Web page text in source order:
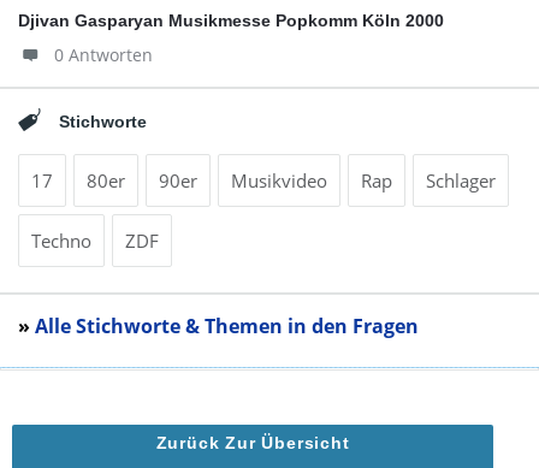
Djivan Gasparyan Musikmesse Popkomm Köln 2000
0 Antworten
Stichworte
17 80er 90er Musikvideo Rap Schlager
Techno ZDF
» Alle Stichworte & Themen in den Fragen
Zurück Zur Übersicht